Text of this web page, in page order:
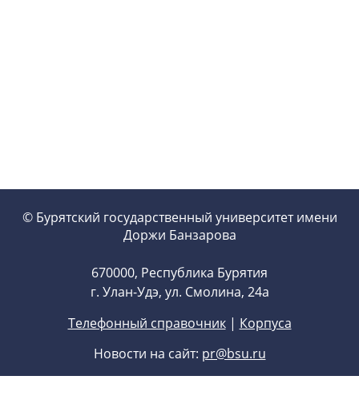
© Бурятский государственный университет имени
Доржи Банзарова
670000, Республика Бурятия
г. Улан-Удэ, ул. Смолина, 24а
Телефонный справочник| Корпуса
Новости на сайт: pr@bsu.ru